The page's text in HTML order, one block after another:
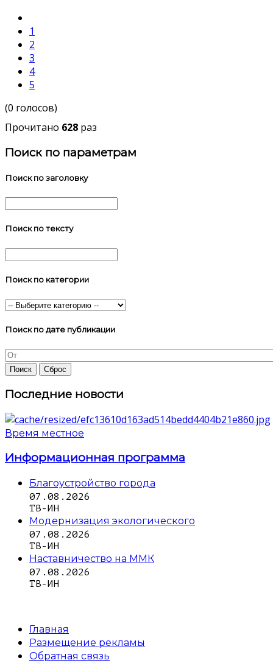
1
2
3
4
5
(0 голосов)
Прочитано 628 раз
Поиск по параметрам
Поиск по заголовку
Поиск по тексту
Поиск по категории
Поиск по дате публикации
Последние новости
Время местное
Информационная программа
Благоустройство города
07.08.2026
ТВ-ИН
Модернизация экологического
07.08.2026
ТВ-ИН
Наставничество на ММК
07.08.2026
ТВ-ИН
Главная
Размещение рекламы
Обратная связь